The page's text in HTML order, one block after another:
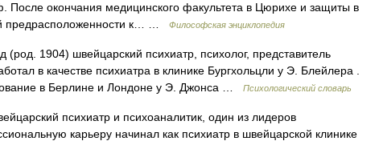
После окончания медицинского факультета в Цюрихе и защиты в
предрасположенности к… …
Философская энциклопедия
1904) швейцарский психиатр, психолог, представитель
в качестве психиатра в клинике Бургхольцли у Э. Блейлера .
в Берлине и Лондоне у Э. Джонса …
Психологический словарь
психиатр и психоаналитик, один из лидеров
карьеру начинал как психиатр в швейцарской клинике